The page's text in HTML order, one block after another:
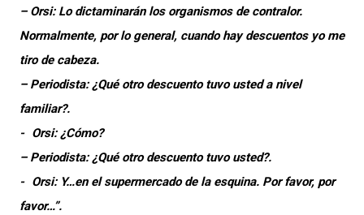
– Orsi: Lo dictaminarán los organismos de contralor.
Normalmente, por lo general, cuando hay descuentos yo me
tiro de cabeza.
– Periodista: ¿Qué otro descuento tuvo usted a nivel
familiar?.
- Orsi: ¿Cómo?
– Periodista: ¿Qué otro descuento tuvo usted?.
- Orsi: Y…en el supermercado de la esquina. Por favor, por
favor…”.